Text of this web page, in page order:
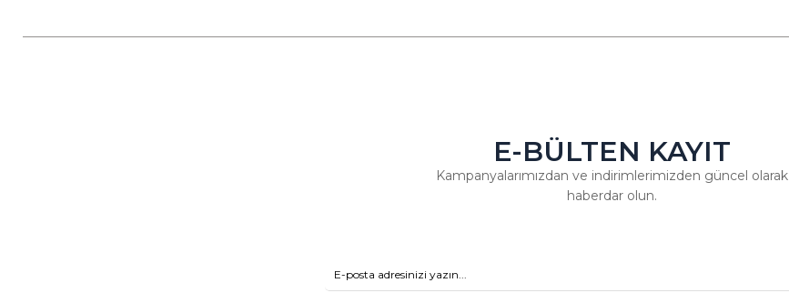
E-BÜLTEN KAYIT
Kampanyalarımızdan ve indirimlerimizden güncel olarak
haberdar olun.